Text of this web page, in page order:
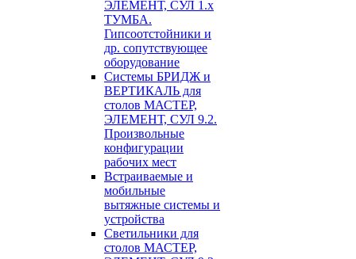
ЭЛЕМЕНТ, СУЛ 1.х
ТУМБА.
Гипсоотстойники и
др. сопутствующее
оборудование
Системы БРИДЖ и
ВЕРТИКАЛЬ для
столов МАСТЕР,
ЭЛЕМЕНТ, СУЛ 9.2.
Произвольные
конфигурации
рабочих мест
Встраиваемые и
мобильные
вытяжные системы и
устройства
Светильники для
столов МАСТЕР,